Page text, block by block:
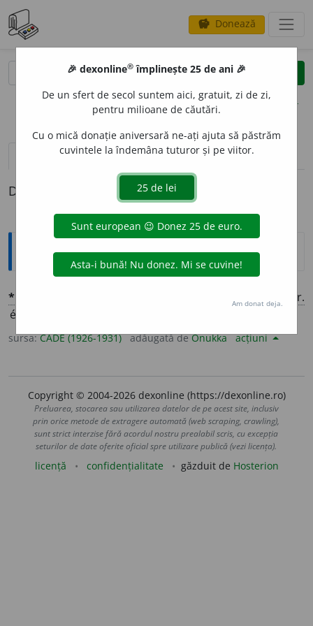
savings Donează
clear
opțiuni
definiții (1) pronunțievolume_up (43)
Definiția cu ID-ul 1372669:
Explicative DEX
*
fr.
équitable
sursa:CADE (1926-1931) adăugată deOnukka acțiuni
Copyright © 2004-2026 dexonline (https://dexonline.ro)
Preluarea, stocarea sau utilizarea datelor de pe acest site, inclusiv
prin orice metode de extragere automată (web scraping, crawling),
sunt strict interzise fără acordul nostru prealabil scris, cu excepția
seturilor de date oferite oficial spre utilizare publică (vezi licența).
licență confidențialitate găzduit de Hosterion
🎉 dexonline® împlinește 25 de ani 🎉
De un sfert de secol suntem aici, gratuit, zi de zi,
pentru milioane de căutări.
Cu o mică donație aniversară ne-ați ajuta să păstrăm
cuvintele la îndemâna tuturor și pe viitor.
Am donat deja.